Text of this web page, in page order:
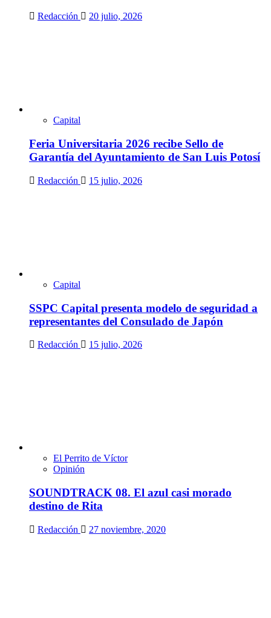
Redacción 20 julio, 2026
Capital
Feria Universitaria 2026 recibe Sello de
Garantía del Ayuntamiento de San Luis Potosí
Redacción 15 julio, 2026
Capital
SSPC Capital presenta modelo de seguridad a
representantes del Consulado de Japón
Redacción 15 julio, 2026
El Perrito de Víctor
Opinión
SOUNDTRACK 08. El azul casi morado
destino de Rita
Redacción 27 noviembre, 2020